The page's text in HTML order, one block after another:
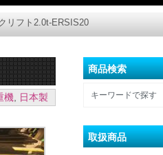
リフト2.0t-ERSIS20
機, 日本製
商品検索
取扱商品